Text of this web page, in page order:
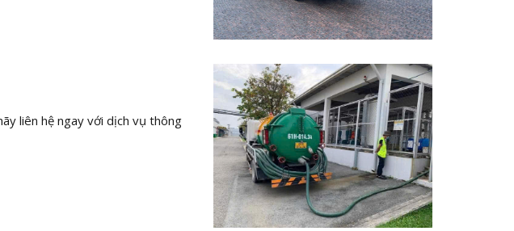
liên hệ ngay với dịch vụ thông